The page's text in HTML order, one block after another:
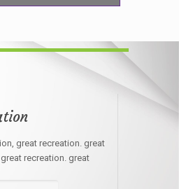
great recreation. great
recreation. great